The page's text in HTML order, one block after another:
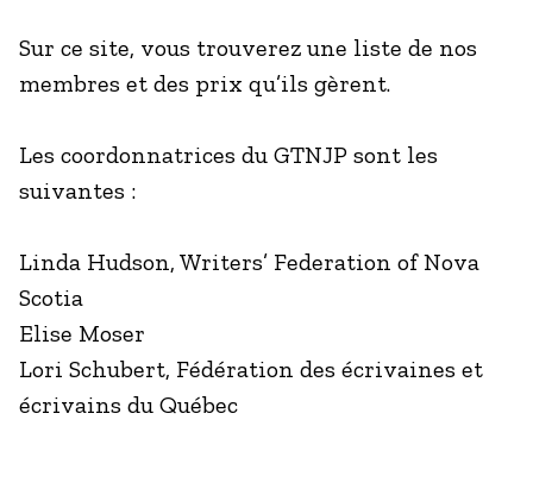
Sur ce site, vous trouverez une liste de nos
membres et des prix qu’ils gèrent.
Les coordonnatrices du GTNJP sont les
suivantes :
Linda Hudson, Writers’ Federation of Nova
Scotia
Elise Moser
Lori Schubert, Fédération des écrivaines et
écrivains du Québec